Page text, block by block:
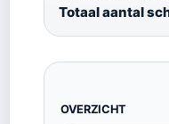
Totaal aantal
OVERZICHT